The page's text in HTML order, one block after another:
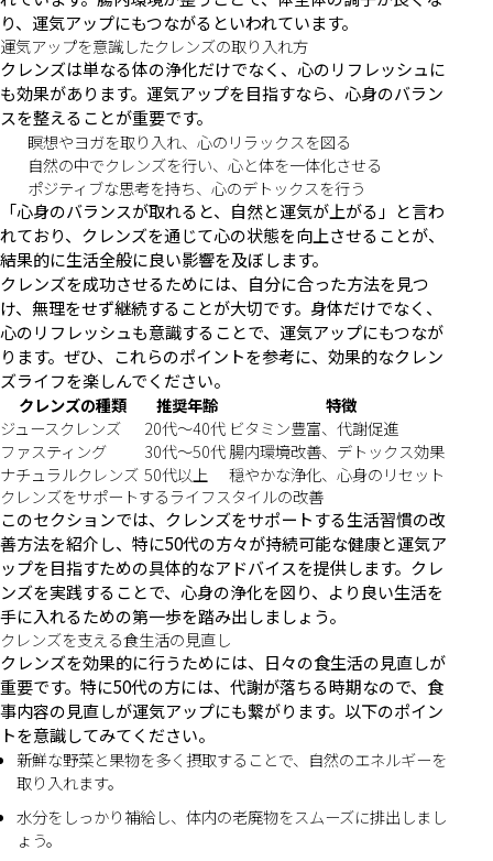
り、運気アップにもつながるといわれています。
運気アップを意識したクレンズの取り入れ方
クレンズは単なる体の浄化だけでなく、心のリフレッシュに
も効果があります。運気アップを目指すなら、心身のバラン
スを整えることが重要です。
瞑想やヨガを取り入れ、心のリラックスを図る
自然の中でクレンズを行い、心と体を一体化させる
ポジティブな思考を持ち、心のデトックスを行う
「心身のバランスが取れると、自然と運気が上がる」と言わ
れており、クレンズを通じて心の状態を向上させることが、
結果的に生活全般に良い影響を及ぼします。
クレンズを成功させるためには、自分に合った方法を見つ
け、無理をせず継続することが大切です。身体だけでなく、
心のリフレッシュも意識することで、運気アップにもつなが
ります。ぜひ、これらのポイントを参考に、効果的なクレン
ズライフを楽しんでください。
クレンズの種類
推奨年齢
特徴
ジュースクレンズ
20代〜40代 ビタミン豊富、代謝促進
ファスティング
30代〜50代腸内環境改善、デトックス効果
ナチュラルクレンズ 50代以上
穏やかな浄化、心身のリセット
クレンズをサポートするライフスタイルの改善
このセクションでは、クレンズをサポートする生活習慣の改
善方法を紹介し、特に50代の方々が持続可能な健康と運気ア
ップを目指すための具体的なアドバイスを提供します。クレ
ンズを実践することで、心身の浄化を図り、より良い生活を
手に入れるための第一歩を踏み出しましょう。
クレンズを支える食生活の見直し
クレンズを効果的に行うためには、日々の食生活の見直しが
重要です。特に50代の方には、代謝が落ちる時期なので、食
事内容の見直しが運気アップにも繋がります。以下のポイン
トを意識してみてください。
新鮮な野菜と果物を多く摂取することで、自然のエネルギーを
取り入れます。
水分をしっかり補給し、体内の老廃物をスムーズに排出しまし
ょう。